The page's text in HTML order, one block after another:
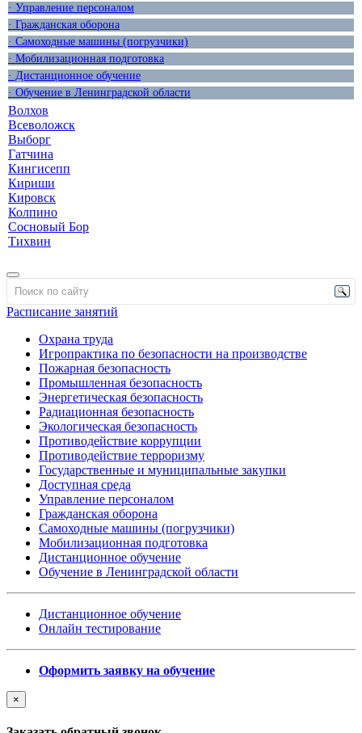
· Управление персоналом
· Гражданская оборона
· Самоходные машины (погрузчики)
· Мобилизационная подготовка
· Дистанционное обучение
· Обучение в Ленинградской области
Волхов
Всеволожск
Выборг
Гатчина
Кингисепп
Кириши
Кировск
Колпино
Сосновый Бор
Тихвин
Расписание занятий
Охрана труда
Игропрактика по безопасности на производстве
Пожарная безопасность
Промышленная безопасность
Энергетическая безопасность
Радиационная безопасность
Экологическая безопасность
Противодействие коррупции
Противодействие терроризму
Государственные и муниципальные закупки
Доступная среда
Управление персоналом
Гражданская оборона
Самоходные машины (погрузчики)
Мобилизационная подготовка
Дистанционное обучение
Обучение в Ленинградской области
Дистанционное обучение
Онлайн тестирование
Оформить заявку на обучение
×